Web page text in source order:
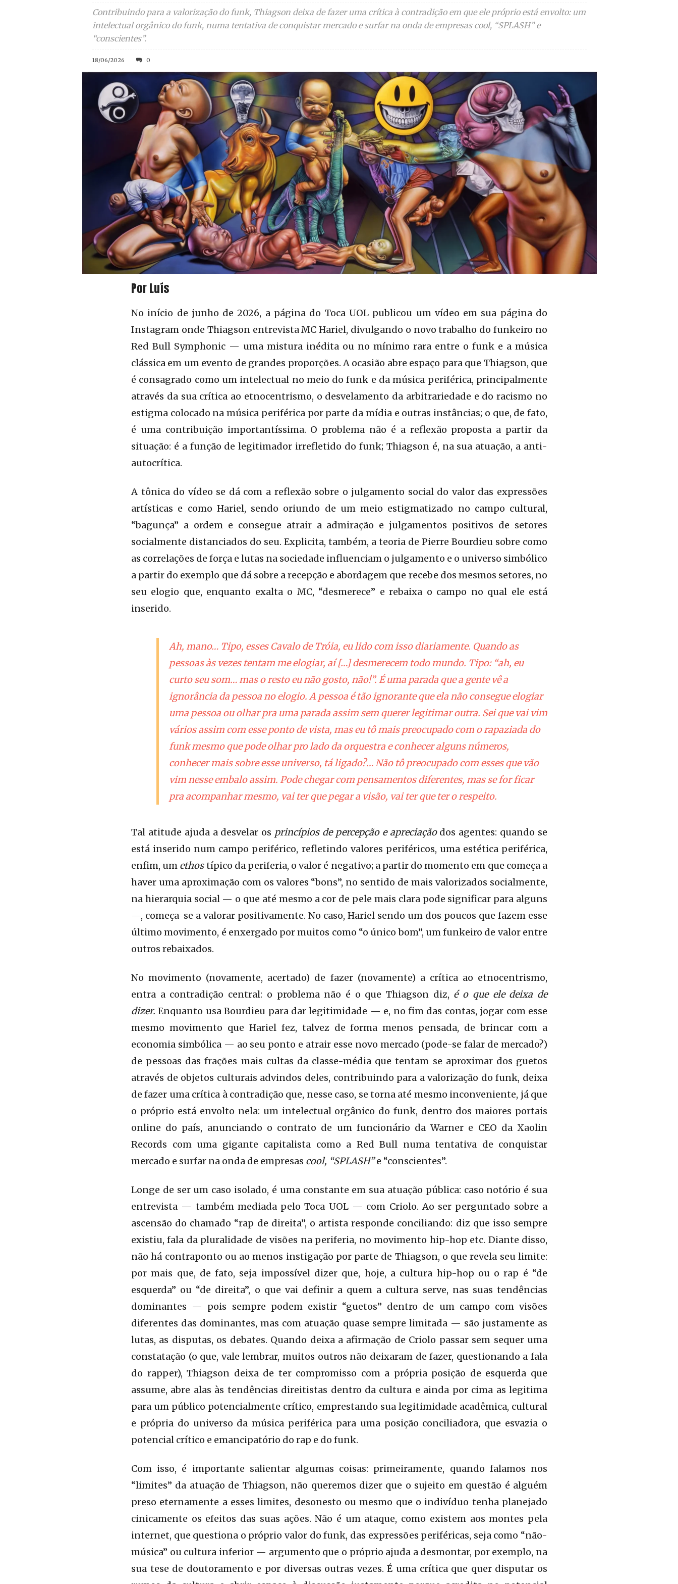
Contribuindo para a valorização do funk, Thiagson deixa de fazer uma crítica à contradição em que ele próprio está envolto: um
intelectual orgânico do funk, numa tentativa de conquistar mercado e surfar na onda de empresas cool, “SPLASH” e
“conscientes”.
18/06/2026 0
Por Luís
No início de junho de 2026, a página do Toca UOL publicou um vídeo em sua página do
Instagram onde Thiagson entrevista MC Hariel, divulgando o novo trabalho do funkeiro no
Red Bull Symphonic — uma mistura inédita ou no mínimo rara entre o funk e a música
clássica em um evento de grandes proporções. A ocasião abre espaço para que Thiagson, que
é consagrado como um intelectual no meio do funk e da música periférica, principalmente
através da sua crítica ao etnocentrismo, o desvelamento da arbitrariedade e do racismo no
estigma colocado na música periférica por parte da mídia e outras instâncias; o que, de fato,
é uma contribuição importantíssima. O problema não é a reflexão proposta a partir da
situação: é a função de legitimador irrefletido do funk; Thiagson é, na sua atuação, a anti-
autocrítica.
A tônica do vídeo se dá com a reflexão sobre o julgamento social do valor das expressões
artísticas e como Hariel, sendo oriundo de um meio estigmatizado no campo cultural,
“bagunça” a ordem e consegue atrair a admiração e julgamentos positivos de setores
socialmente distanciados do seu. Explicita, também, a teoria de Pierre Bourdieu sobre como
as correlações de força e lutas na sociedade influenciam o julgamento e o universo simbólico
a partir do exemplo que dá sobre a recepção e abordagem que recebe dos mesmos setores, no
seu elogio que, enquanto exalta o MC, “desmerece” e rebaixa o campo no qual ele está
inserido.
Ah, mano… Tipo, esses Cavalo de Tróia, eu lido com isso diariamente. Quando as
pessoas às vezes tentam me elogiar, aí […] desmerecem todo mundo. Tipo: “ah, eu
curto seu som… mas o resto eu não gosto, não!”. É uma parada que a gente vê a
ignorância da pessoa no elogio. A pessoa é tão ignorante que ela não consegue elogiar
uma pessoa ou olhar pra uma parada assim sem querer legitimar outra. Sei que vai vim
vários assim com esse ponto de vista, mas eu tô mais preocupado com o rapaziada do
funk mesmo que pode olhar pro lado da orquestra e conhecer alguns números,
conhecer mais sobre esse universo, tá ligado?… Não tô preocupado com esses que vão
vim nesse embalo assim. Pode chegar com pensamentos diferentes, mas se for ficar
pra acompanhar mesmo, vai ter que pegar a visão, vai ter que ter o respeito.
Tal atitude ajuda a desvelar os princípios de percepção e apreciaçãodos agentes: quando se
está inserido num campo periférico, refletindo valores periféricos, uma estética periférica,
enfim, um ethostípico da periferia, o valor é negativo; a partir do momento em que começa a
haver uma aproximação com os valores “bons”, no sentido de mais valorizados socialmente,
na hierarquia social — o que até mesmo a cor de pele mais clara pode significar para alguns
—, começa-se a valorar positivamente. No caso, Hariel sendo um dos poucos que fazem esse
último movimento, é enxergado por muitos como “o único bom”, um funkeiro de valor entre
outros rebaixados.
No movimento (novamente, acertado) de fazer (novamente) a crítica ao etnocentrismo,
entra a contradição central: o problema não é o que Thiagson diz, é o que ele deixa de
dizer.Enquanto usa Bourdieu para dar legitimidade — e, no fim das contas, jogar com esse
mesmo movimento que Hariel fez, talvez de forma menos pensada, de brincar com a
economia simbólica — ao seu ponto e atrair esse novo mercado (pode-se falar de mercado?)
de pessoas das frações mais cultas da classe-média que tentam se aproximar dos guetos
através de objetos culturais advindos deles, contribuindo para a valorização do funk, deixa
de fazer uma crítica à contradição que, nesse caso, se torna até mesmo inconveniente, já que
o próprio está envolto nela: um intelectual orgânico do funk, dentro dos maiores portais
online do país, anunciando o contrato de um funcionário da Warner e CEO da Xaolin
Records com uma gigante capitalista como a Red Bull numa tentativa de conquistar
mercado e surfar na onda de empresas cool, “SPLASH”e “conscientes”.
Longe de ser um caso isolado, é uma constante em sua atuação pública: caso notório é sua
entrevista — também mediada pelo Toca UOL — com Criolo. Ao ser perguntado sobre a
ascensão do chamado “rap de direita”, o artista responde conciliando: diz que isso sempre
existiu, fala da pluralidade de visões na periferia, no movimento hip-hop etc. Diante disso,
não há contraponto ou ao menos instigação por parte de Thiagson, o que revela seu limite:
por mais que, de fato, seja impossível dizer que, hoje, a cultura hip-hop ou o rap é “de
esquerda” ou “de direita”, o que vai definir a quem a cultura serve, nas suas tendências
dominantes — pois sempre podem existir “guetos” dentro de um campo com visões
diferentes das dominantes, mas com atuação quase sempre limitada — são justamente as
lutas, as disputas, os debates. Quando deixa a afirmação de Criolo passar sem sequer uma
constatação (o que, vale lembrar, muitos outros não deixaram de fazer, questionando a fala
do rapper), Thiagson deixa de ter compromisso com a própria posição de esquerda que
assume, abre alas às tendências direitistas dentro da cultura e ainda por cima as legitima
para um público potencialmente crítico, emprestando sua legitimidade acadêmica, cultural
e própria do universo da música periférica para uma posição conciliadora, que esvazia o
potencial crítico e emancipatório do rap e do funk.
Com isso, é importante salientar algumas coisas: primeiramente, quando falamos nos
“limites” da atuação de Thiagson, não queremos dizer que o sujeito em questão é alguém
preso eternamente a esses limites, desonesto ou mesmo que o indivíduo tenha planejado
cinicamente os efeitos das suas ações. Não é um ataque, como existem aos montes pela
internet, que questiona o próprio valor do funk, das expressões periféricas, seja como “não-
música” ou cultura inferior — argumento que o próprio ajuda a desmontar, por exemplo, na
sua tese de doutoramento e por diversas outras vezes. É uma crítica que quer disputar os